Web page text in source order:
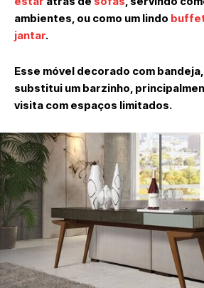
ambientes, ou como um lindo
jantar.
Esse móvel decorado com
substitui um barzinho,
visita com espaços limitados.